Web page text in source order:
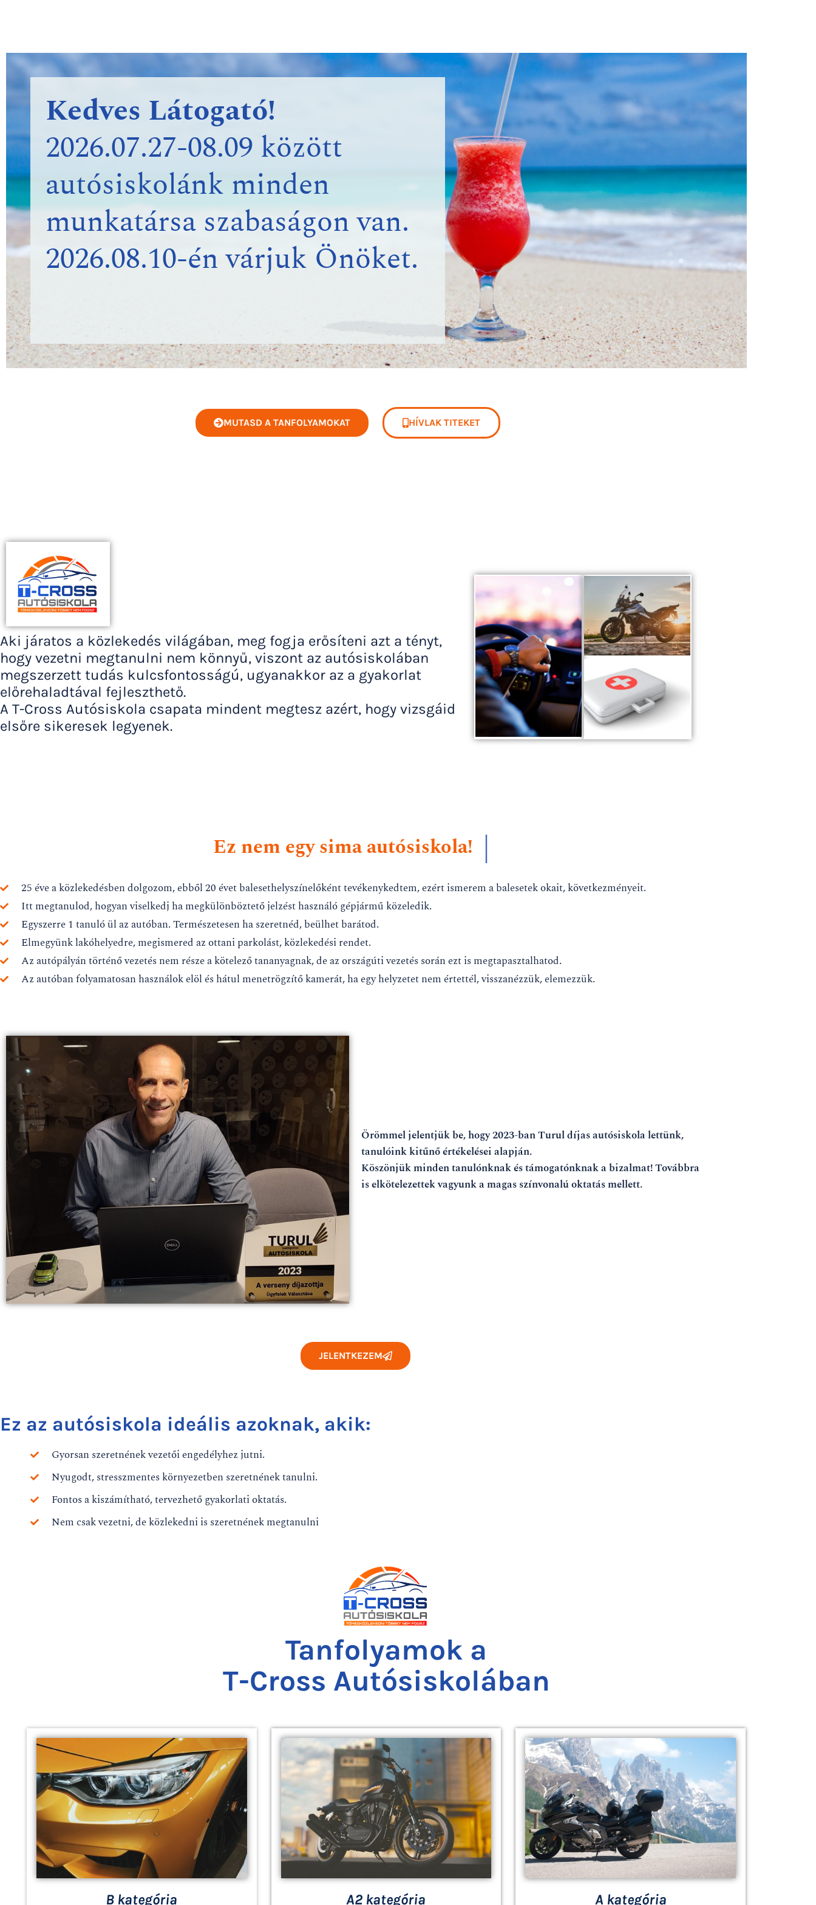
Kedves Látogató!
2026.07.27-08.09 között
autósiskolánk minden
munkatársa szabaságon van.
2026.08.10-én várjuk Önöket.
MUTASD A TANFOLYAMOKAT HÍVLAK TITEKET
Aki járatos a közlekedés világában, meg fogja erősíteni azt a tényt,
hogy vezetni megtanulni nem könnyű, viszont az autósiskolában
megszerzett tudás kulcsfontosságú, ugyanakkor az a gyakorlat
előrehaladtával fejleszthető.
A T-Cross Autósiskola csapata mindent megtesz azért, hogy vizsgáid
elsőre sikeresek legyenek.
Ez nem egy sima autósiskola! |
25 éve a közlekedésben dolgozom, ebből 20 évet balesethelyszínelőként tevékenykedtem, ezért ismerem a balesetek okait, következményeit.
Itt megtanulod, hogyan viselkedj ha megkülönböztető jelzést használó gépjármű közeledik.
Egyszerre 1 tanuló ül az autóban. Természetesen ha szeretnéd, beülhet barátod.
Elmegyünk lakóhelyedre, megismered az ottani parkolást, közlekedési rendet.
Az autópályán történő vezetés nem része a kötelező tananyagnak, de az országúti vezetés során ezt is megtapasztalhatod.
Az autóban folyamatosan használok elöl és hátul menetrögzítő kamerát, ha egy helyzetet nem értettél, visszanézzük, elemezzük.
Örömmel jelentjük be, hogy 2023-ban Turul díjas autósiskola lettünk,
tanulóink kitűnő értékelései alapján.
Köszönjük minden tanulónknak és támogatónknak a bizalmat! Továbbra
is elkötelezettek vagyunk a magas színvonalú oktatás mellett.
JELENTKEZEM
Ez az autósiskola ideális azoknak, akik:
Gyorsan szeretnének vezetői engedélyhez jutni.
Nyugodt, stresszmentes környezetben szeretnének tanulni.
Fontos a kiszámítható, tervezhető gyakorlati oktatás.
Nem csak vezetni, de közlekedni is szeretnének megtanulni
Tanfolyamok a
T-Cross Autósiskolában
B kategória A2 kategória A kategória